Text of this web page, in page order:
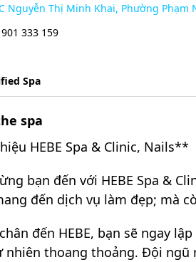
Nguyễn Thị Minh Khai, Phường Phạm
333 159
Spa
spa
HEBE Spa & Clinic, Nails**
bạn đến với HEBE Spa &
đến dịch vụ làm đẹp; mà
đến HEBE, bạn sẽ ngay
thoang thoảng. Đội ngũ